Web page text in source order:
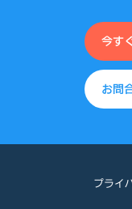
今す
お問
プライ